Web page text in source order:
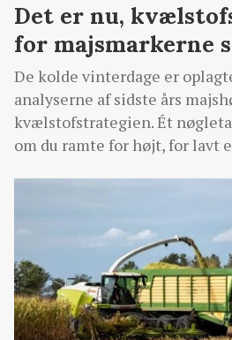
Det er nu,
for majsmarkerne
De kolde vinterdage er
analyserne af sidste års
kvælstofstrategien. Ét
om du ramte for højt, for lavt